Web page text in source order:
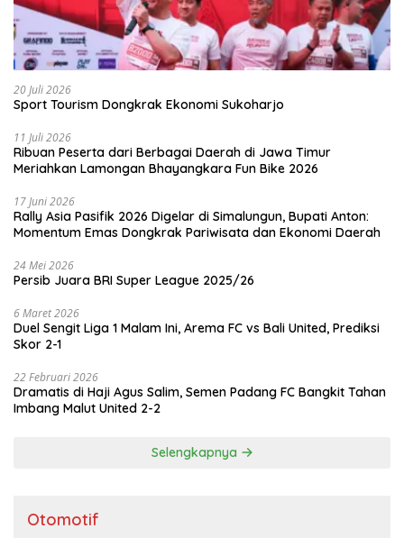
20 Juli 2026
Sport Tourism Dongkrak Ekonomi Sukoharjo
11 Juli 2026
Ribuan Peserta dari Berbagai Daerah di Jawa Timur
Meriahkan Lamongan Bhayangkara Fun Bike 2026
17 Juni 2026
Rally Asia Pasifik 2026 Digelar di Simalungun, Bupati Anton:
Momentum Emas Dongkrak Pariwisata dan Ekonomi Daerah
24 Mei 2026
Persib Juara BRI Super League 2025/26
6 Maret 2026
Duel Sengit Liga 1 Malam Ini, Arema FC vs Bali United, Prediksi
Skor 2-1
22 Februari 2026
Dramatis di Haji Agus Salim, Semen Padang FC Bangkit Tahan
Imbang Malut United 2-2
Selengkapnya
Otomotif